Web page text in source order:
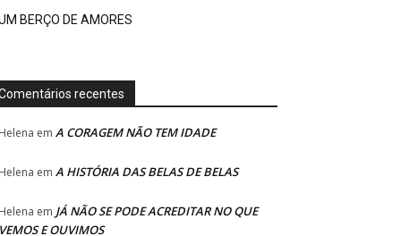
BERÇO DE AMORES
recentes
em A CORAGEM NÃO TEM IDADE
em A HISTÓRIA DAS BELAS DE BELAS
em JÁ NÃO SE PODE ACREDITAR NO QUE
E OUVIMOS